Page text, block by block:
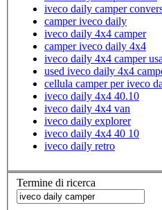
iveco daily camper
camper iveco daily
iveco daily 4x4 camper
camper iveco daily 4x4
iveco daily 4x4 camper
used iveco daily 4x4
cellula camper per iveco
iveco daily 4x4 40.10
iveco daily 4x4 van
iveco daily explorer
iveco daily 4x4 40 10
iveco daily retro
Termine di ricerca